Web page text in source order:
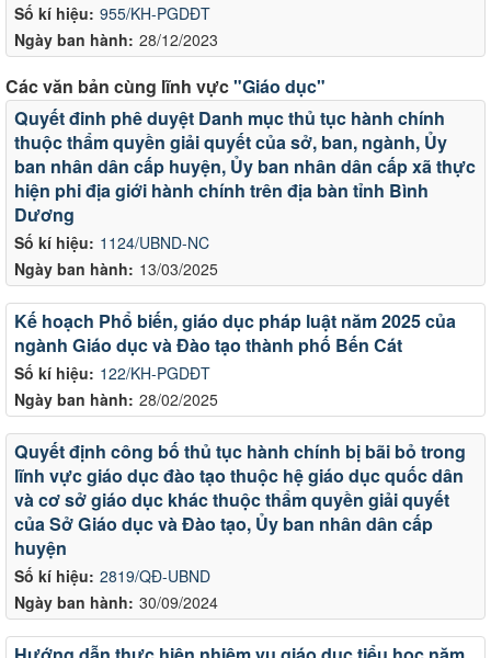
Số kí hiệu: 955/KH-PGDĐT
Ngày ban hành: 28/12/2023
Các văn bản cùng lĩnh vực"Giáo dục"
Số kí hiệu: 1124/UBND-NC
Ngày ban hành: 13/03/2025
Quyết đinh phê duyệt Danh mục thủ tục hành chính
thuộc thẩm quyền giải quyết của sở, ban, ngành, Ủy
ban nhân dân cấp huyện, Ủy ban nhân dân cấp xã thực
hiện phi địa giới hành chính trên địa bàn tỉnh Bình
Dương
Số kí hiệu: 122/KH-PGDĐT
Ngày ban hành: 28/02/2025
Kế hoạch Phổ biến, giáo dục pháp luật năm 2025 của
ngành Giáo dục và Đào tạo thành phố Bến Cát
Số kí hiệu: 2819/QĐ-UBND
Ngày ban hành: 30/09/2024
Quyết định công bố thủ tục hành chính bị bãi bỏ trong
lĩnh vực giáo dục đào tạo thuộc hệ giáo dục quốc dân
và cơ sở giáo dục khác thuộc thẩm quyền giải quyết
của Sở Giáo dục và Đào tạo, Ủy ban nhân dân cấp
huyện